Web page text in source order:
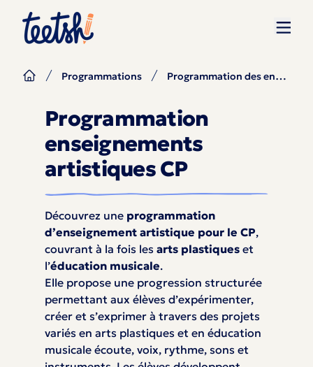
Programmations Programmation des enseignements artistiques CP
Programmation
enseignements
artistiques CP
Découvrez une programmation
d’enseignement artistique pour le CP,
couvrant à la fois les arts plastiques et
l’éducation musicale.
Elle propose une progression structurée
permettant aux élèves d’expérimenter,
créer et s’exprimer à travers des projets
variés en arts plastiques et en éducation
musicale écoute, voix, rythme, sons et